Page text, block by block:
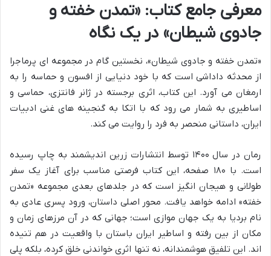
معرفی جامع کتاب: «تمدن خفته و
جادوی شیطان» در یک نگاه
«تمدن خفته و جادوی شیطان»، نخستین گام در مجموعه ای پرماجرا
از محدثه داداشی است که با خود دنیایی از افسون و حماسه را به
ارمغان می آورد. این کتاب، اثری برجسته در ژانر فانتزی، حماسی و
اساطیری به شمار می رود که با اتکا به گنجینه های غنی ادبیات
ایران، داستانی منحصر به فرد را روایت می کند.
رمان در سال ۱۴۰۰ توسط انتشارات زرین اندیشمند به چاپ رسیده
است. با ۱۸۰ صفحه، این کتاب فرصتی مناسب برای آغاز یک سفر
طولانی و هیجان انگیز است که در جلدهای بعدی مجموعه «تمدن
خفته» ادامه خواهد یافت. محور اصلی داستان، ورود پسری عادی به
نام بردیا به یک جهان موازی است؛ جهانی که در آن مرزهای زمان و
مکان از بین رفته و اساطیر ایران باستان با واقعیت در هم تنیده
اند. این تلفیق هوشمندانه، نه تنها اثری خواندنی خلق کرده، بلکه پلی